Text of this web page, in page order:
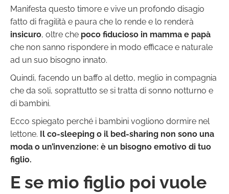
Manifesta questo timore e vive un profondo disagio
fatto di fragilità e paura che lo rende e lo renderà
insicuro, oltre che poco fiducioso in mamma e papà
che non sanno rispondere in modo efficace e naturale
ad un suo bisogno innato.
Quindi, facendo un baffo al detto, meglio in compagnia
che da soli, soprattutto se si tratta di sonno notturno e
di bambini.
Ecco spiegato perché i bambini vogliono dormire nel
lettone. Il co-sleeping o il bed-sharing non sono una
moda o un’invenzione: è un bisogno emotivo di tuo
figlio.
E se mio figlio poi vuole